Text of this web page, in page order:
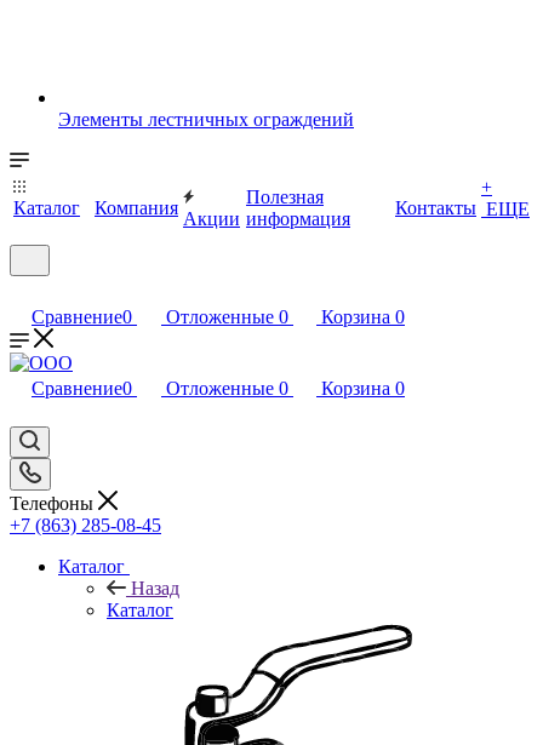
Элементы лестничных ограждений
Каталог Компания
Акции
Полезная
информация
Контакты
+
ЕЩЕ
Сравнение0 Отложенные 0 Корзина 0
Сравнение0 Отложенные 0 Корзина 0
Телефоны
+7 (863) 285-08-45
Каталог
Назад
Каталог